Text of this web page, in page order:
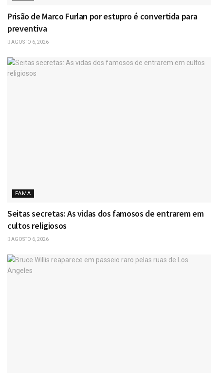
Prisão de Marco Furlan por estupro é convertida para
preventiva
AGOSTO 6, 2026
FAMA
Seitas secretas: As vidas dos famosos de entrarem em
cultos religiosos
AGOSTO 6, 2026